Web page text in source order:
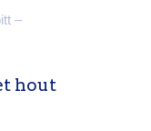
8 u,
hout